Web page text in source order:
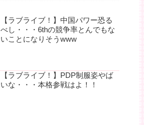
【ラブライブ！】中国パワー恐る
べし・・・6thの競争率とんでもな
いことになりそうwww
【ラブライブ！】PDP制服姿やば
いな・・・本格参戦はよ！！